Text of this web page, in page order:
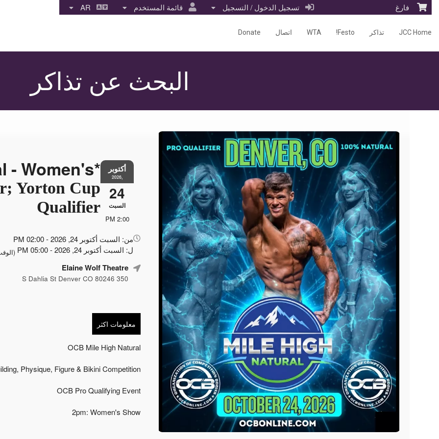
فارغ تسجيل الدخول / التسجيل قائمة المستخدم
JCC Home تذاكر Festo!
WTA اتصال Donate
البحث عن تذاكر
أكتوبر
,2026
24
السبت
2:00 PM
*OCB Mile High Natural - Women's
Yorton Cup
Qualifier
شيء
عن
التسويق
وتحسين
محركات
عن
الأحداث
الخاصة
بك
من: السبت أكتوبر 24, 2026 - 02:00 PM
ل: السبت أكتوبر 24, 2026 - 05:00 PM
Elaine Wolf Theatre
350 S Dahlia St Denver CO 80246
معلومات اكثر